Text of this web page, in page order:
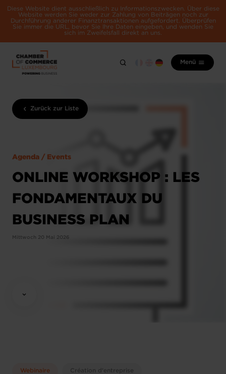
Diese Website dient ausschließlich zu Informationszwecken. Über diese
Website werden Sie weder zur Zahlung von Beiträgen noch zur
Durchführung anderer Finanztransaktionen aufgefordert. Überprüfen
Sie immer die URL, bevor Sie Ihre Daten eingeben, und wenden Sie
sich im Zweifelsfall direkt an uns.
Menü
Zurück zur Liste
Agenda / Events
ONLINE WORKSHOP : LES
FONDAMENTAUX DU
BUSINESS PLAN
Mittwoch 20 Mai 2026
Webinaire Création d'entreprise